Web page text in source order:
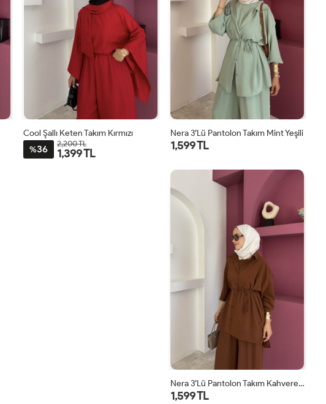
Cool Şallı Keten Takım Kırmızı
%36 2,200 TL
1,399 TL
STD
Nera 3’lü Pantolon Takım Mint Yeşili
1,599 TL
Nera 3’lü Pantolon Takım Kahverengi
1,599 TL